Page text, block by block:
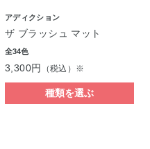
アディクション
ザ ブラッシュ マット
全34色
3,300円 （税込）※
種類を選ぶ